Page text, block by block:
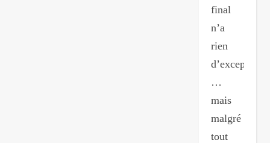
final
n’a
rien
…
mais
malgré
tout